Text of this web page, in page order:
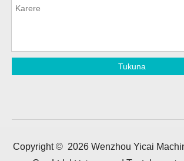
Tukuna
Copyright © 2026 Wenzhou Yicai